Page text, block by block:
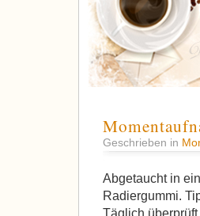
Geschrieben in
Abgetaucht in
Radiergummi.